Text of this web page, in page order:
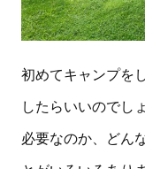
初めてキャンプを
したらいいのでし
必要なのか、どん